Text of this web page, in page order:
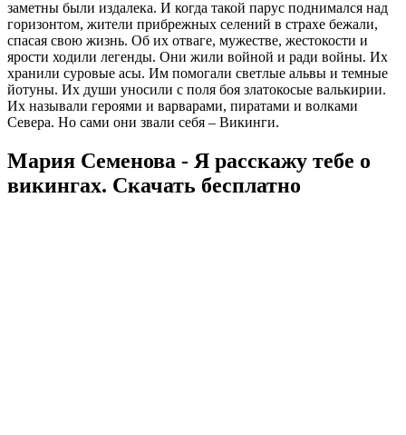
заметны были издалека. И когда такой парус поднимался над
горизонтом, жители прибрежных селений в страхе бежали,
спасая свою жизнь. Об их отваге, мужестве, жестокости и
ярости ходили легенды. Они жили войной и ради войны. Их
хранили суровые асы. Им помогали светлые альвы и темные
йотуны. Их души уносили с поля боя златокосые валькирии.
Их называли героями и варварами, пиратами и волками
Севера. Но сами они звали себя – Викинги.
Мария Семенова - Я расскажу тебе о
викингах. Скачать бесплатно